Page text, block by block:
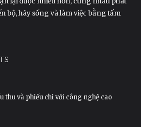
bộ, hãy sống và làm việc bằng tấm
thu và phiếu chi với công nghệ cao